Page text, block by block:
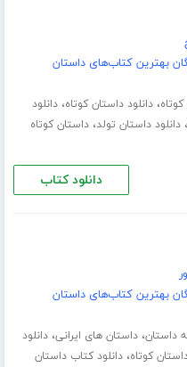
بهترین کتاب‌های داستان
،دانلود داستان کوتاه،دانلود
،دانلود داستان تولد،داستان کوتاه
دانلود کتاب
بهترین کتاب‌های داستان
داستان،داستان های ایرانی،دانلود
کوتاه،دانلود کتاب داستان